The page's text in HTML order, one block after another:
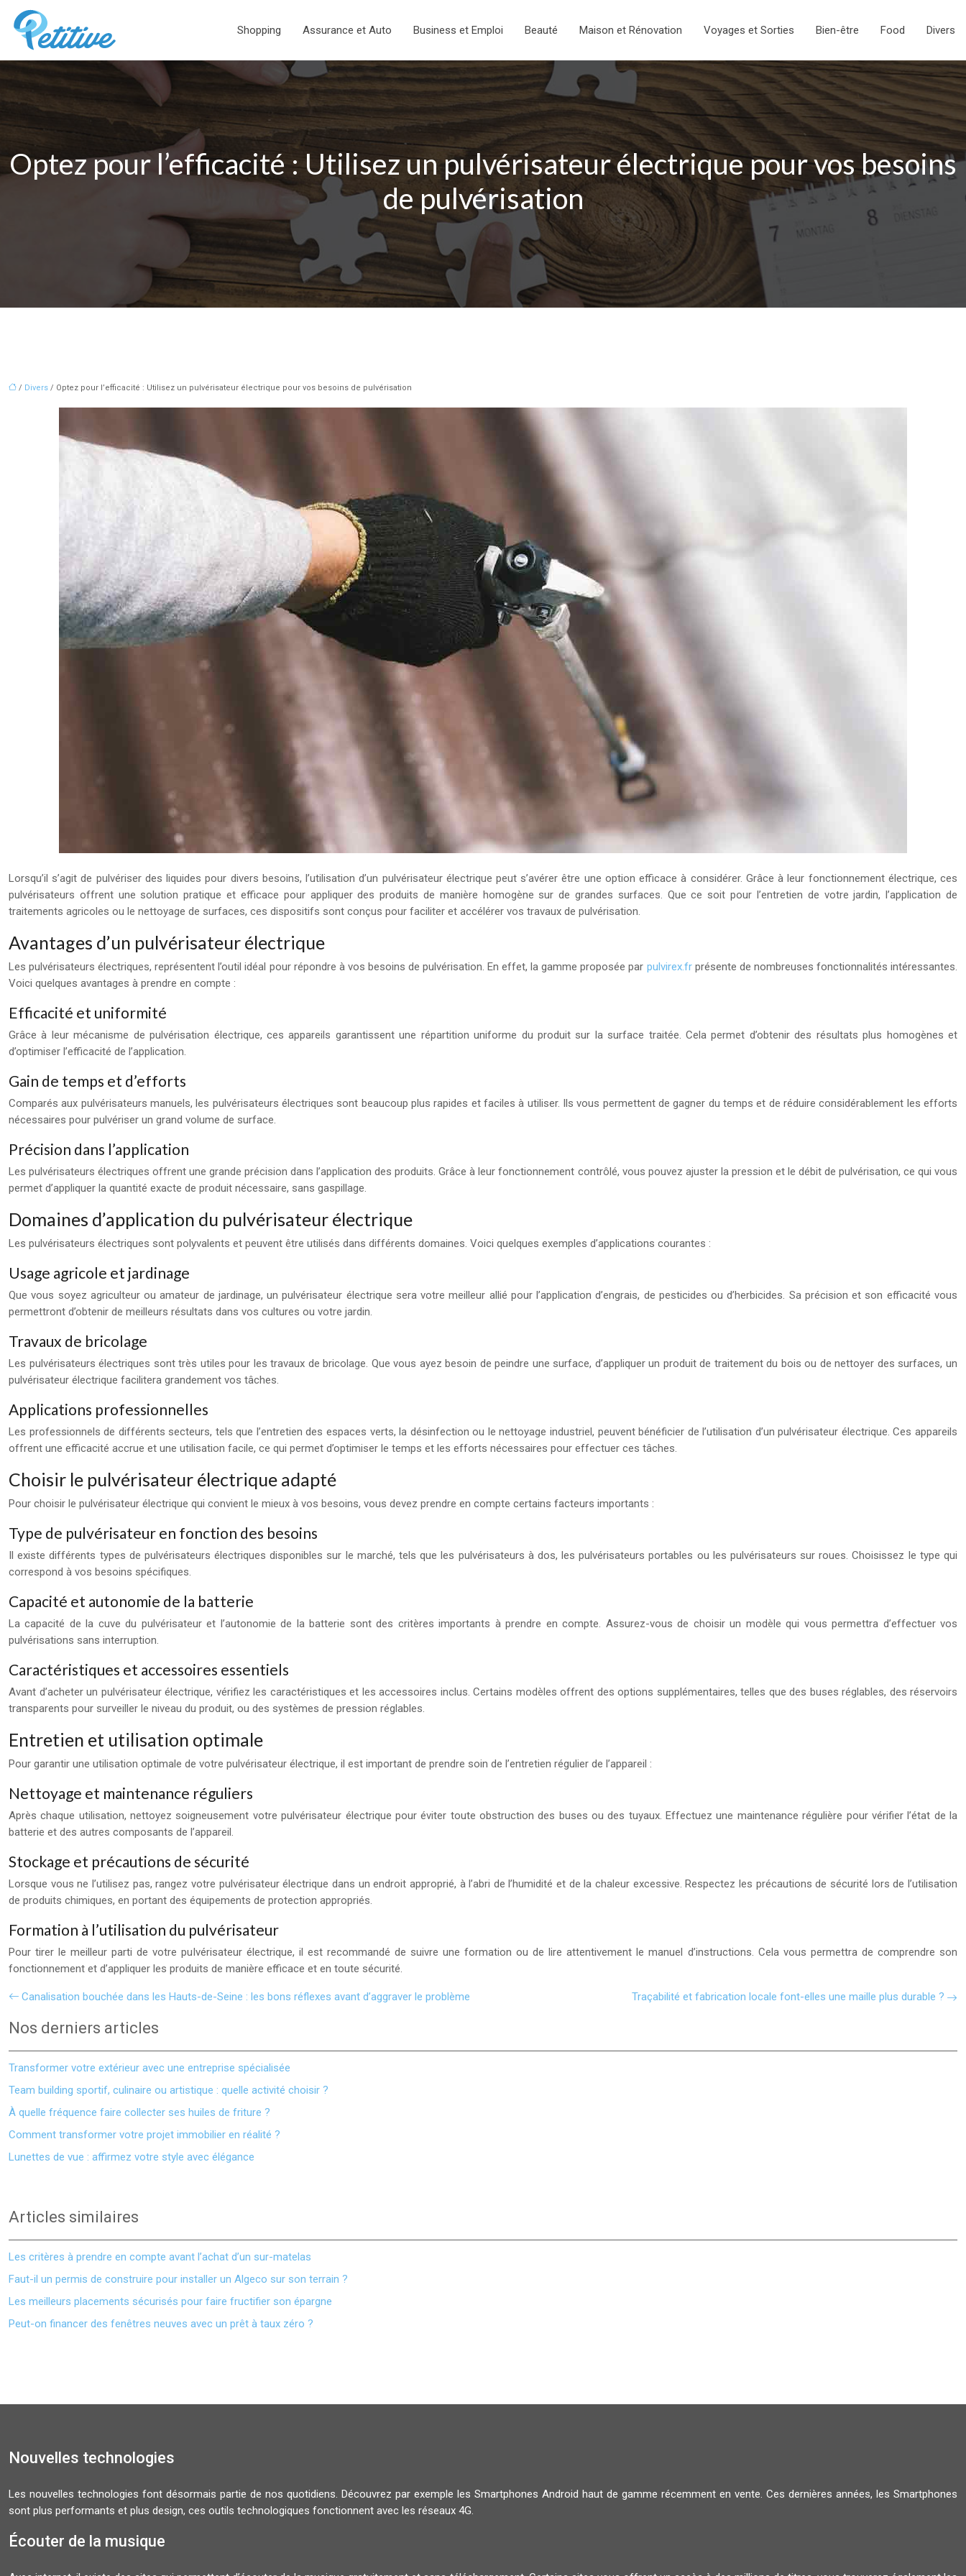
Shopping Assurance et Auto Business et Emploi Beauté Maison et Rénovation Voyages et Sorties Bien-être Food Divers
Optez pour l’efficacité : Utilisez un pulvérisateur électrique pour vos besoins
de pulvérisation
/ Divers / Optez pour l’efficacité : Utilisez un pulvérisateur électrique pour vos besoins de pulvérisation
Lorsqu’il s’agit de pulvériser des liquides pour divers besoins, l’utilisation d’un pulvérisateur électrique peut s’avérer être une option efficace à considérer. Grâce à leur fonctionnement électrique, ces
pulvérisateurs offrent une solution pratique et efficace pour appliquer des produits de manière homogène sur de grandes surfaces. Que ce soit pour l’entretien de votre jardin, l’application de
traitements agricoles ou le nettoyage de surfaces, ces dispositifs sont conçus pour faciliter et accélérer vos travaux de pulvérisation.
Avantages d’un pulvérisateur électrique
Les pulvérisateurs électriques, représentent l’outil idéal pour répondre à vos besoins de pulvérisation. En effet, la gamme proposée par pulvirex.frprésente de nombreuses fonctionnalités intéressantes.
Voici quelques avantages à prendre en compte :
Efficacité et uniformité
Grâce à leur mécanisme de pulvérisation électrique, ces appareils garantissent une répartition uniforme du produit sur la surface traitée. Cela permet d’obtenir des résultats plus homogènes et
d’optimiser l’efficacité de l’application.
Gain de temps et d’efforts
Comparés aux pulvérisateurs manuels, les pulvérisateurs électriques sont beaucoup plus rapides et faciles à utiliser. Ils vous permettent de gagner du temps et de réduire considérablement les efforts
nécessaires pour pulvériser un grand volume de surface.
Précision dans l’application
Les pulvérisateurs électriques offrent une grande précision dans l’application des produits. Grâce à leur fonctionnement contrôlé, vous pouvez ajuster la pression et le débit de pulvérisation, ce qui vous
permet d’appliquer la quantité exacte de produit nécessaire, sans gaspillage.
Domaines d’application du pulvérisateur électrique
Les pulvérisateurs électriques sont polyvalents et peuvent être utilisés dans différents domaines. Voici quelques exemples d’applications courantes :
Usage agricole et jardinage
Que vous soyez agriculteur ou amateur de jardinage, un pulvérisateur électrique sera votre meilleur allié pour l’application d’engrais, de pesticides ou d’herbicides. Sa précision et son efficacité vous
permettront d’obtenir de meilleurs résultats dans vos cultures ou votre jardin.
Travaux de bricolage
Les pulvérisateurs électriques sont très utiles pour les travaux de bricolage. Que vous ayez besoin de peindre une surface, d’appliquer un produit de traitement du bois ou de nettoyer des surfaces, un
pulvérisateur électrique facilitera grandement vos tâches.
Applications professionnelles
Les professionnels de différents secteurs, tels que l’entretien des espaces verts, la désinfection ou le nettoyage industriel, peuvent bénéficier de l’utilisation d’un pulvérisateur électrique. Ces appareils
offrent une efficacité accrue et une utilisation facile, ce qui permet d’optimiser le temps et les efforts nécessaires pour effectuer ces tâches.
Choisir le pulvérisateur électrique adapté
Pour choisir le pulvérisateur électrique qui convient le mieux à vos besoins, vous devez prendre en compte certains facteurs importants :
Type de pulvérisateur en fonction des besoins
Il existe différents types de pulvérisateurs électriques disponibles sur le marché, tels que les pulvérisateurs à dos, les pulvérisateurs portables ou les pulvérisateurs sur roues. Choisissez le type qui
correspond à vos besoins spécifiques.
Capacité et autonomie de la batterie
La capacité de la cuve du pulvérisateur et l’autonomie de la batterie sont des critères importants à prendre en compte. Assurez-vous de choisir un modèle qui vous permettra d’effectuer vos
pulvérisations sans interruption.
Caractéristiques et accessoires essentiels
Avant d’acheter un pulvérisateur électrique, vérifiez les caractéristiques et les accessoires inclus. Certains modèles offrent des options supplémentaires, telles que des buses réglables, des réservoirs
transparents pour surveiller le niveau du produit, ou des systèmes de pression réglables.
Entretien et utilisation optimale
Pour garantir une utilisation optimale de votre pulvérisateur électrique, il est important de prendre soin de l’entretien régulier de l’appareil :
Nettoyage et maintenance réguliers
Après chaque utilisation, nettoyez soigneusement votre pulvérisateur électrique pour éviter toute obstruction des buses ou des tuyaux. Effectuez une maintenance régulière pour vérifier l’état de la
batterie et des autres composants de l’appareil.
Stockage et précautions de sécurité
Lorsque vous ne l’utilisez pas, rangez votre pulvérisateur électrique dans un endroit approprié, à l’abri de l’humidité et de la chaleur excessive. Respectez les précautions de sécurité lors de l’utilisation
de produits chimiques, en portant des équipements de protection appropriés.
Formation à l’utilisation du pulvérisateur
Pour tirer le meilleur parti de votre pulvérisateur électrique, il est recommandé de suivre une formation ou de lire attentivement le manuel d’instructions. Cela vous permettra de comprendre son
fonctionnement et d’appliquer les produits de manière efficace et en toute sécurité.
Canalisation bouchée dans les Hauts-de-Seine : les bons réflexes avant d’aggraver le problème Traçabilité et fabrication locale font-elles une maille plus durable ?
Nos derniers articles
Transformer votre extérieur avec une entreprise spécialisée
Team building sportif, culinaire ou artistique : quelle activité choisir ?
À quelle fréquence faire collecter ses huiles de friture ?
Comment transformer votre projet immobilier en réalité ?
Lunettes de vue : affirmez votre style avec élégance
Articles similaires
Les critères à prendre en compte avant l’achat d’un sur-matelas
Faut-il un permis de construire pour installer un Algeco sur son terrain ?
Les meilleurs placements sécurisés pour faire fructifier son épargne
Peut-on financer des fenêtres neuves avec un prêt à taux zéro ?
Nouvelles technologies
Les nouvelles technologies font désormais partie de nos quotidiens. Découvrez par exemple les Smartphones Android haut de gamme récemment en vente. Ces dernières années, les Smartphones
sont plus performants et plus design, ces outils technologiques fonctionnent avec les réseaux 4G.
Écouter de la musique